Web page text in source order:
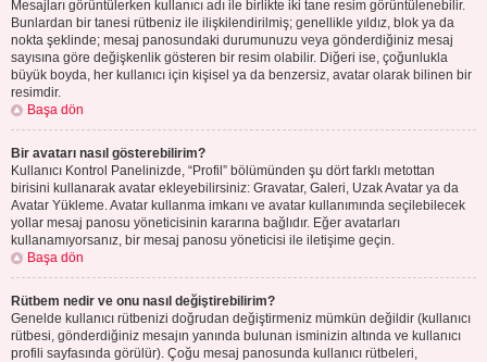
Mesajları görüntülerken kullanıcı adı ile birlikte iki tane resim görüntülenebilir.
Bunlardan bir tanesi rütbeniz ile ilişkilendirilmiş; genellikle yıldız, blok ya da
nokta şeklinde; mesaj panosundaki durumunuzu veya gönderdiğiniz mesaj
sayısına göre değişkenlik gösteren bir resim olabilir. Diğeri ise, çoğunlukla
büyük boyda, her kullanıcı için kişisel ya da benzersiz, avatar olarak bilinen bir
resimdir.
Başa dön
Bir avatarı nasıl gösterebilirim?
Kullanıcı Kontrol Panelinizde, “Profil” bölümünden şu dört farklı metottan
birisini kullanarak avatar ekleyebilirsiniz: Gravatar, Galeri, Uzak Avatar ya da
Avatar Yükleme. Avatar kullanma imkanı ve avatar kullanımında seçilebilecek
yollar mesaj panosu yöneticisinin kararına bağlıdır. Eğer avatarları
kullanamıyorsanız, bir mesaj panosu yöneticisi ile iletişime geçin.
Başa dön
Rütbem nedir ve onu nasıl değiştirebilirim?
Genelde kullanıcı rütbenizi doğrudan değiştirmeniz mümkün değildir (kullanıcı
rütbesi, gönderdiğiniz mesajın yanında bulunan isminizin altında ve kullanıcı
profili sayfasında görülür). Çoğu mesaj panosunda kullanıcı rütbeleri,